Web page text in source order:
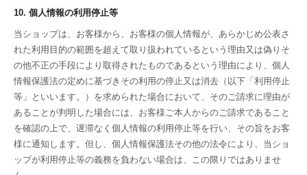
10. 個人情報の利用停止等
当ショップは、お客様から、お客様の個人情報が、あらかじめ公表さ
れた利用目的の範囲を超えて取り扱われているという理由又は偽りそ
の他不正の手段により取得されたものであるという理由により、個人
情報保護法の定めに基づきその利用の停止又は消去（以下「利用停止
等」といいます。）を求められた場合において、そのご請求に理由が
あることが判明した場合には、お客様ご本人からのご請求であること
を確認の上で、遅滞なく個人情報の利用停止等を行い、その旨をお客
様に通知します。但し、個人情報保護法その他の法令により、当ショ
ップが利用停止等の義務を負わない場合は、この限りではありませ